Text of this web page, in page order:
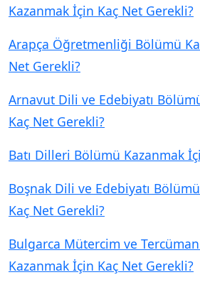
Kazanmak İçin Kaç Net Gerekli?
Arapça Öğretmenliği Bölümü
Net Gerekli?
Arnavut Dili ve Edebiyatı
Kaç Net Gerekli?
Batı Dilleri Bölümü Kazanmak
Boşnak Dili ve Edebiyatı
Kaç Net Gerekli?
Bulgarca Mütercim ve
Kazanmak İçin Kaç Net Gerekli?